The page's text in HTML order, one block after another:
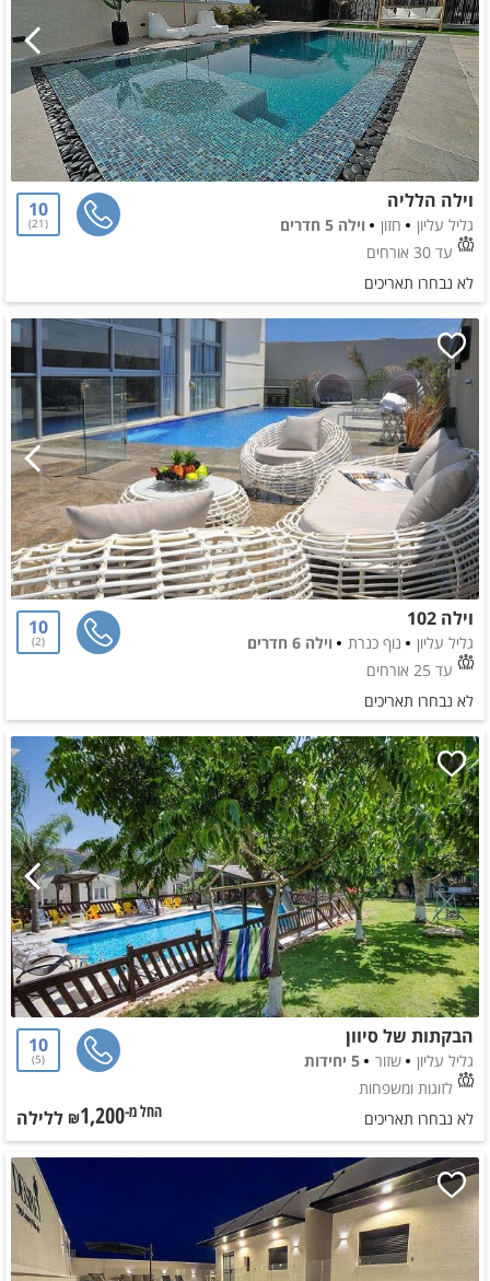
וילה הלליה
גליל עליון חזון
וילה 5 חדרים
עד 30 אורחים
10
21
לא נבחרו תאריכים
וילה 102
גליל עליון נוף כנרת
וילה 6 חדרים
עד 25 אורחים
10
2
לא נבחרו תאריכים
הבקתות של סיוון
גליל עליון שזור
5 יחידות
לזוגות ומשפחות
10
5
לא נבחרו תאריכים החל מ-₪1,200 ללילה